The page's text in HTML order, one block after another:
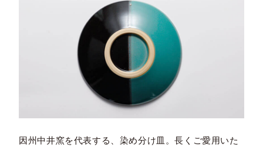
因州中井窯を代表する、染め分け皿。長くご愛用いた